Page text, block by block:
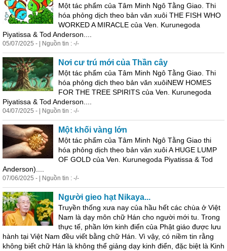
Một tác phẩm của Tâm Minh Ngô Tằng Giao. Thi
hóa phỏng dịch theo bản văn xuôi THE FISH WHO
WORKED A MIRACLE của Ven. Kurunegoda
Piyatissa & Tod Anderson....
05/07/2025 - | Nguồn tin : -/-
Nơi cư trú mới của Thần cây
Một tác phẩm của Tâm Minh Ngô Tằng Giao. Thi
hóa phỏng dịch theo bản văn xuôiNEW HOMES
FOR THE TREE SPIRITS của Ven. Kurunegoda
Piyatissa & Tod Anderson....
04/07/2025 - | Nguồn tin : -/-
Một khối vàng lớn
Một tác phẩm của Tâm Minh Ngô Tằng Giao thi
hóa phỏng dịch theo bản văn xuôi A HUGE LUMP
OF GOLD của Ven. Kurunegoda Piyatissa & Tod
Anderson)....
07/06/2025 - | Nguồn tin : -/-
Người gieo hạt Nikaya...
Truyền thống xưa nay của hầu hết các chùa ở Việt
Nam là dạy môn chữ Hán cho người mới tu. Trong
thực tế, phần lớn kinh điển của Phật giáo được lưu
hành tại Việt Nam đều viết bằng chữ Hán. Vì vậy, có niềm tin rằng
không biết chữ Hán là không thể giảng dạy kinh điển, đặc biệt là Kinh